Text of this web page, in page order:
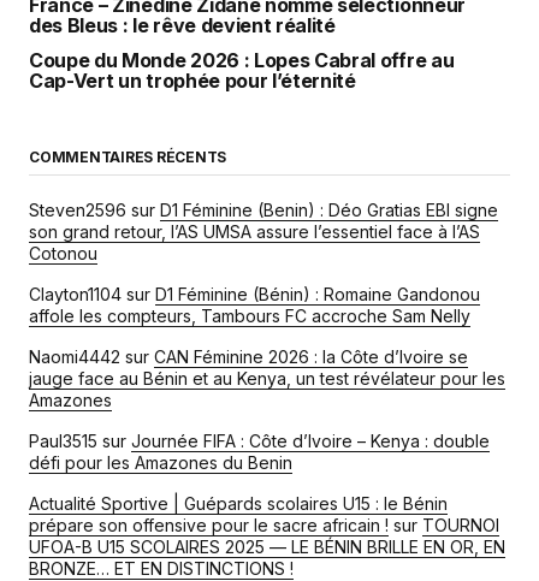
France – Zinédine Zidane nommé sélectionneur
des Bleus : le rêve devient réalité
Coupe du Monde 2026 : Lopes Cabral offre au
Cap-Vert un trophée pour l’éternité
COMMENTAIRES RÉCENTS
Steven2596 sur D1 Féminine (Benin) : Déo Gratias EBI signe
son grand retour, l’AS UMSA assure l’essentiel face à l’AS
Cotonou
Clayton1104 sur D1 Féminine (Bénin) : Romaine Gandonou
affole les compteurs, Tambours FC accroche Sam Nelly
Naomi4442 sur CAN Féminine 2026 : la Côte d’Ivoire se
jauge face au Bénin et au Kenya, un test révélateur pour les
Amazones
Paul3515 sur Journée FIFA : Côte d’Ivoire – Kenya : double
défi pour les Amazones du Benin
Actualité Sportive | Guépards scolaires U15 : le Bénin
prépare son offensive pour le sacre africain ! sur TOURNOI
UFOA-B U15 SCOLAIRES 2025 — LE BÉNIN BRILLE EN OR, EN
BRONZE… ET EN DISTINCTIONS !